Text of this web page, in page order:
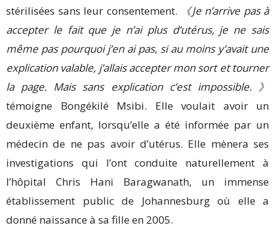
stérilisées sans leur consentement.
《Je n’arrive pas à
accepter le fait que je n’ai plus d’utérus, je ne sais
même pas pourquoi j’en ai pas, si au moins y’avait une
explication valable, j’allais accepter mon sort et tourner
la page. Mais sans explication c’est impossible. 》
témoigne Bongékilé Msibi. Elle voulait avoir un
deuxième enfant, lorsqu’elle a été informée par un
médecin de ne pas avoir d’utérus. Elle mènera ses
investigations qui l’ont conduite naturellement à
l’hôpital Chris Hani Baragwanath, un immense
établissement public de Johannesburg où elle a
donné naissance à sa fille en 2005.